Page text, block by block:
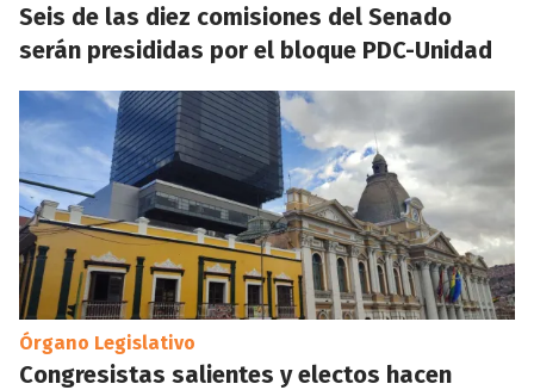
Seis de las diez comisiones del Senado
serán presididas por el bloque PDC-Unidad
Órgano Legislativo
Congresistas salientes y electos hacen